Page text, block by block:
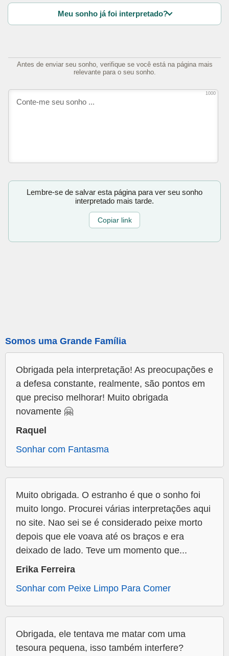
Meu sonho já foi interpretado?
Antes de enviar seu sonho, verifique se você está na página mais
relevante para o seu sonho.
1000
Lembre-se de salvar esta página para ver seu sonho
interpretado mais tarde.
Copiar link
Somos uma Grande Família
Obrigada pela interpretação! As preocupações e
a defesa constante, realmente, são pontos em
que preciso melhorar! Muito obrigada
novamente 🤗
Raquel
Sonhar com Fantasma
Muito obrigada. O estranho é que o sonho foi
muito longo. Procurei várias interpretações aqui
no site. Nao sei se é considerado peixe morto
depois que ele voava até os braços e era
deixado de lado. Teve um momento que...
Erika Ferreira
Sonhar com Peixe Limpo Para Comer
Obrigada, ele tentava me matar com uma
tesoura pequena, isso também interfere?